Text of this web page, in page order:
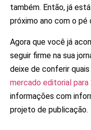
também. Então, já
próximo ano com o pé
Agora que você já
seguir firme na sua
deixe de conferir quais
mercado editorial para
informações com
projeto de publicação.